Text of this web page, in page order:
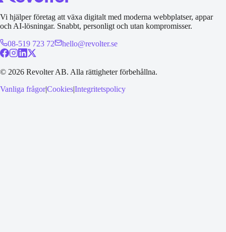
Vi hjälper företag att växa digitalt med moderna webbplatser, appar
och AI-lösningar. Snabbt, personligt och utan kompromisser.
08-519 723 72 hello@revolter.se
© 2026 Revolter AB. Alla rättigheter förbehållna.
Vanliga frågor|Cookies|Integritetspolicy